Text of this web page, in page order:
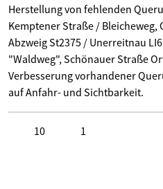
Herstellung von fehlenden
Kemptener Straße /
Abzweig St2375 / Unerreitnau
"Waldweg", Schönauer Straße
Verbesserung vorhandener
auf Anfahr- und Sichtbarkeit.
10
1